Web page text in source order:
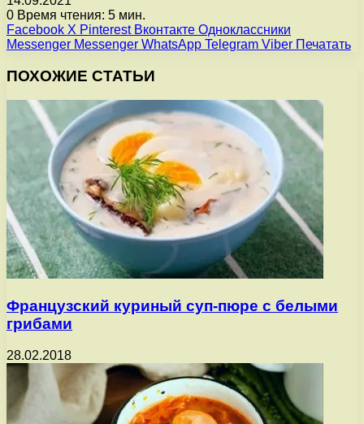
0 Время чтения: 5 мин.
Facebook X Pinterest Вконтакте Одноклассники
Messenger Messenger WhatsApp Telegram Viber Печатать
ПОХОЖИЕ СТАТЬИ
Французский куриный суп-пюре с белыми
грибами
28.02.2018